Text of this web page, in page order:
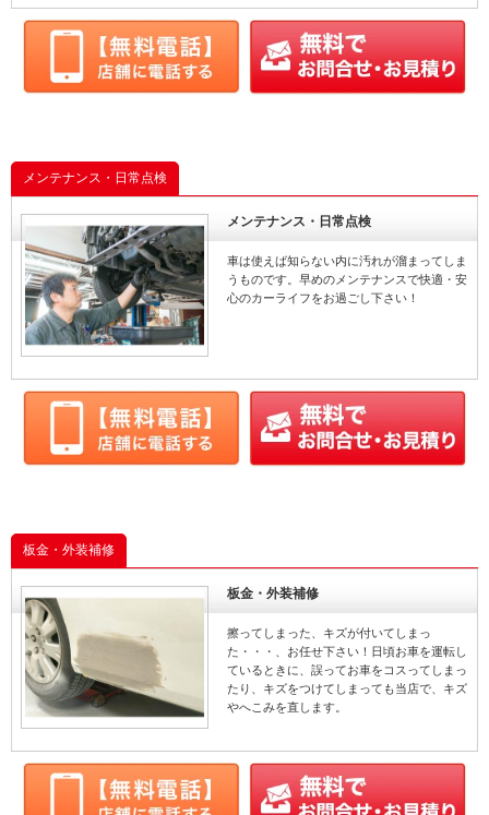
メンテナンス・日常点検
メンテナンス・日常点検
車は使えば知らない内に汚れが溜まってしま
うものです。早めのメンテナンスで快適・安
心のカーライフをお過ごし下さい！
板金・外装補修
板金・外装補修
擦ってしまった、キズが付いてしまっ
た・・・、お任せ下さい！日頃お車を運転し
ているときに、誤ってお車をコスってしまっ
たり、キズをつけてしまっても当店で、キズ
やへこみを直します。